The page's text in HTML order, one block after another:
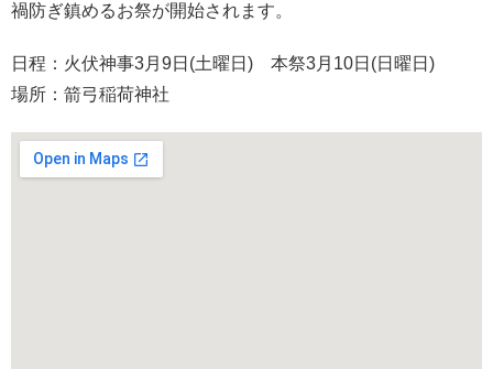
禍防ぎ鎮めるお祭が開始されます。
日程：火伏神事3月9日(土曜日) 本祭3月10日(日曜日)
場所：箭弓稲荷神社